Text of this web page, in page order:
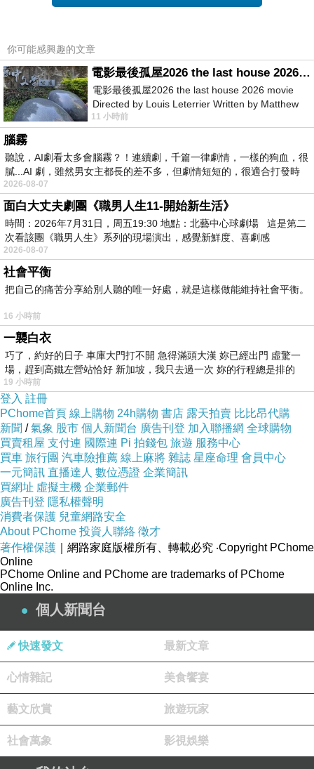
刺痛，像是有人捏住你的心臟。
於是大悟無言、大智不語、大喜無聲，
千言萬語化為一聲嘆息。
上一篇：曖昧
下一篇：喝水阿伯
你可能感興趣的文章
電影最後孤屋2026 the last house 2026 movie
電影最後孤屋2026 the last house 2026 movie
Directed by Louis Leterrier Written by Matthew
Robinson Starring Greta Lee Wa
11 小時前
腦霧
聽說，AI劇看太多會腦霧？！連續劇，千篇一律劇情，一樣的狗血，很
膩...AI 劇，雖然男女主都長的差不多，但劇情短短的，很適合打發時
2026-08-07
面白大丈夫劇團《職男人生11-開始新生活》
時間：2026年7月31日，周五19:30 地點：北藝中心球劇場 這是第二
次看該團《職男人生》系列的現場演出，感覺新鮮度、喜劇感
2026-08-07
社會平衡
把自己的痛苦分享給別人聽的唯一好處，就是這樣做能維持社會平衡。
16 小時前
一襲白衣
巧了，約好的日子 車庫大門打不開 急得滿頭大漢 妳已經出門 虛驚一
場，趕到高鐵左營站恰好 新加坡，我只去過一次 妳的行程總是排的
19 小時前
登入 註冊
PChome首頁 線上購物 24h購物 書店 露天拍賣 比比昂代購
新聞 /氣象 股市 個人新聞台 廣告刊登 加入聯播網 全球購物
買賣租屋 支付連 國際連 Pi 拍錢包 旅遊 服務中心
買車 旅行團 汽車險推薦 線上麻將 雜誌 星座命理 會員中心
一元簡訊 直播達人 數位憑證 企業簡訊
買網址 虛擬主機 企業郵件
廣告刊登 隱私權聲明
消費者保護 兒童網路安全
About PChome 投資人聯絡 徵才
著作權保護 ｜網路家庭版權所有、轉載必究 ‧Copyright PChome
Online
PChome Online and PChome are trademarks of PChome
Online Inc.
個人新聞台
快速發文 最新文章
心情雜記 美食饗宴
藝文欣賞 旅遊玩家
社會萬象 影視娛樂